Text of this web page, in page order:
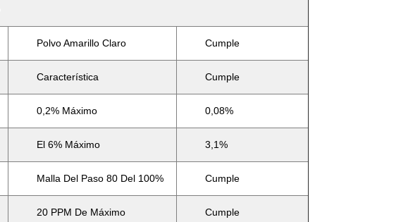
Polvo Amarillo Claro Cumple
Característica Cumple
0,2% Máximo 0,08%
El 6% Máximo 3,1%
Malla Del Paso 80 Del 100% Cumple
20 PPM De Máximo Cumple